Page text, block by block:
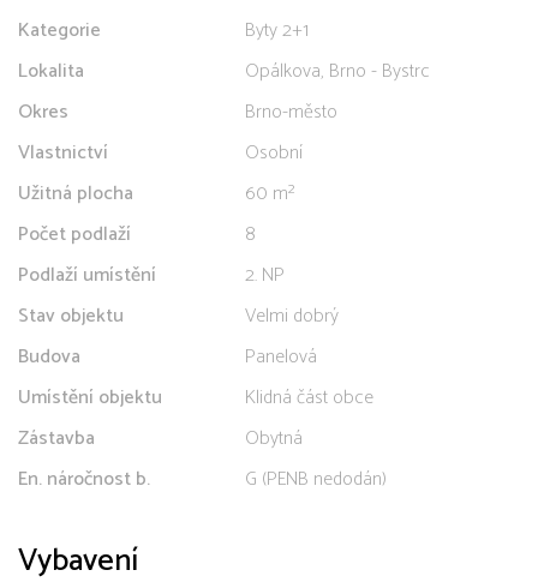
Kategorie
Byty 2+1
Lokalita
Opálkova, Brno - Bystrc
Okres
Brno-město
Vlastnictví
Osobní
Užitná plocha
60 m²
Počet podlaží
8
Podlaží umístění
2. NP
Stav objektu
Velmi dobrý
Budova
Panelová
Umístění objektu
Klidná část obce
Zástavba
Obytná
En. náročnost b.
G (PENB nedodán)
Vybavení